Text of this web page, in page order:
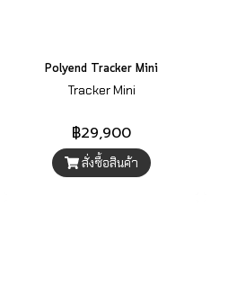
Polyend Tracker Mini
Tracker Mini
฿29,900
สั่งซื้อสินค้า